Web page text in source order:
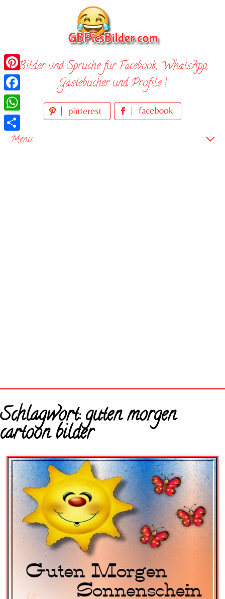
Bilder und Sprüche für Facebook, WhatsApp,
Gästebücher und Profile !
Menu
Startseite
Neue Bilder
Schlagwort:guten morgen
cartoon bilder
Pinterest
Facebook
WhatsApp
Teilen